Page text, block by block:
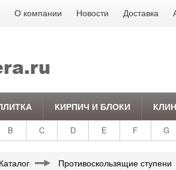
О компании Новости Доставка
КИРПИЧ И БЛОКИ
B C D E F G
Каталог Противоскользящие ступени